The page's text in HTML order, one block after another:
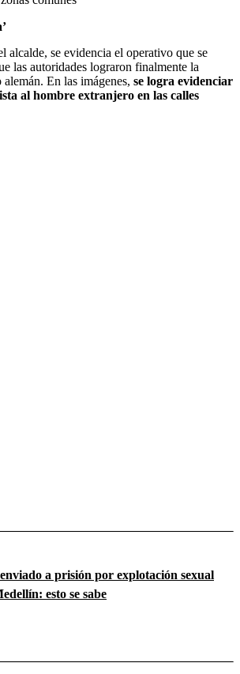
alcalde, se evidencia el operativo que se
las autoridades lograron finalmente la
En las imágenes, se logra evidenciar
al hombre extranjero en las calles
a prisión por explotación sexual
esto se sabe